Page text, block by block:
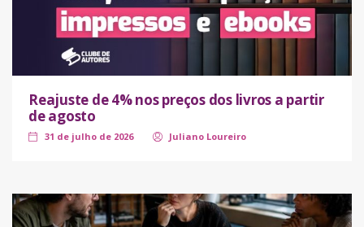
Reajuste de 4% nos preços dos livros a partir
de agosto
31 de julho de 2026 Juliano Loureiro